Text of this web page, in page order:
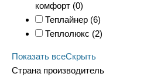
комфорт (0)
Теплайнер (6)
Теплолюкс (2)
Показать всеСкрыть
Страна производитель